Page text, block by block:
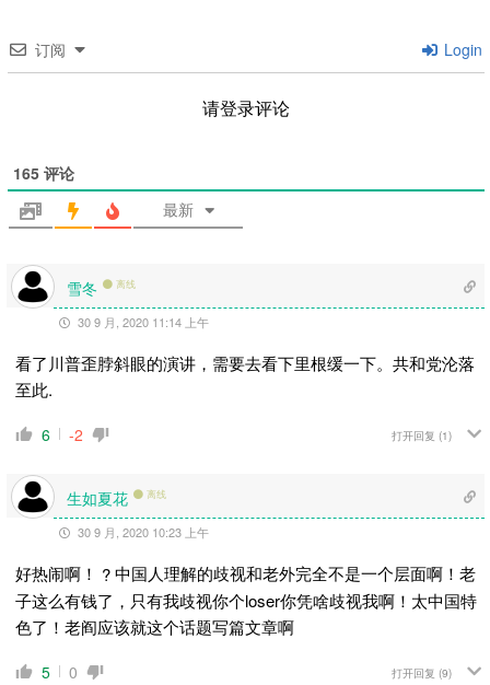
订阅 Login
请登录评论
165 评论
最新
雪冬 离线
30 9 月, 2020 11:14 上午
看了川普歪脖斜眼的演讲，需要去看下里根缓一下。共和党沦落
至此.
6 -2 打开回复 (1)
生如夏花 离线
30 9 月, 2020 10:23 上午
好热闹啊！ ?中国人理解的歧视和老外完全不是一个层面啊！老
子这么有钱了，只有我歧视你个loser你凭啥歧视我啊！太中国特
色了！老阎应该就这个话题写篇文章啊
5 0 打开回复 (9)